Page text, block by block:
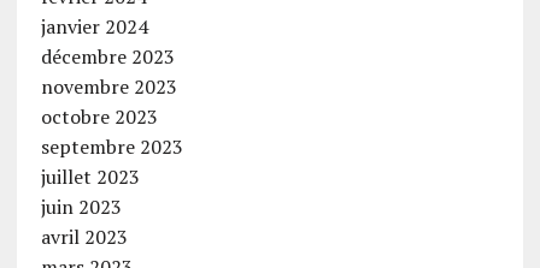
janvier 2024
décembre 2023
novembre 2023
octobre 2023
septembre 2023
juillet 2023
juin 2023
avril 2023